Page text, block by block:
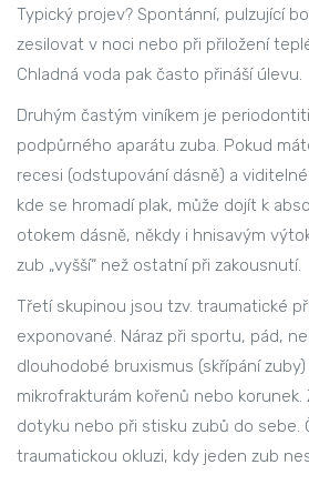
Typický projev? Spontánní, pulzující
zesilovat v noci nebo při přiložení
Chladná voda pak často přináší úlevu.
Druhým častým viníkem je
podpůrného aparátu zuba. Pokud
recesi (odstupování dásně) a
kde se hromadí plak, může dojít k
otokem dásně, někdy i hnisavým
zub „vyšší“ než ostatní při zakousnutí.
Třetí skupinou jsou tzv. traumatické
exponované. Náraz při sportu, pád,
dlouhodobé bruxismus (skřípání
mikrofrakturám kořenů nebo korunek.
dotyku nebo při stisku zubů do sebe.
traumatickou okluzi, kdy jeden zub